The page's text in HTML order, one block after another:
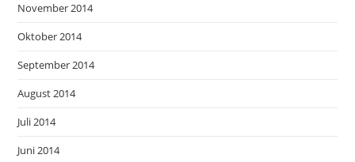
November 2014
Oktober 2014
September 2014
August 2014
Juli 2014
Juni 2014